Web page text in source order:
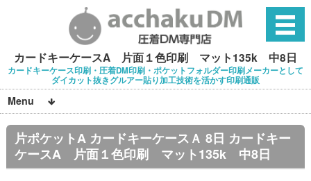
カードキーケースA 片面１色印刷 マット135k 中8日
カードキーケース印刷・圧着DM印刷・ポケットフォルダー印刷メーカーとして
ダイカット抜きグルアー貼り加工技術を活かす印刷通販
Menu
片ポケットA カードキーケースＡ 8日 カードキー
ケースA 片面１色印刷 マット135k 中8日